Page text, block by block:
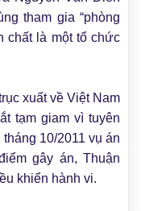
tham gia “phòng
chất là một tổ chức
xuất về Việt Nam
tạm giam vì tuyên
10/2011 vụ án
gây án, Thuận
khiển hành vi.